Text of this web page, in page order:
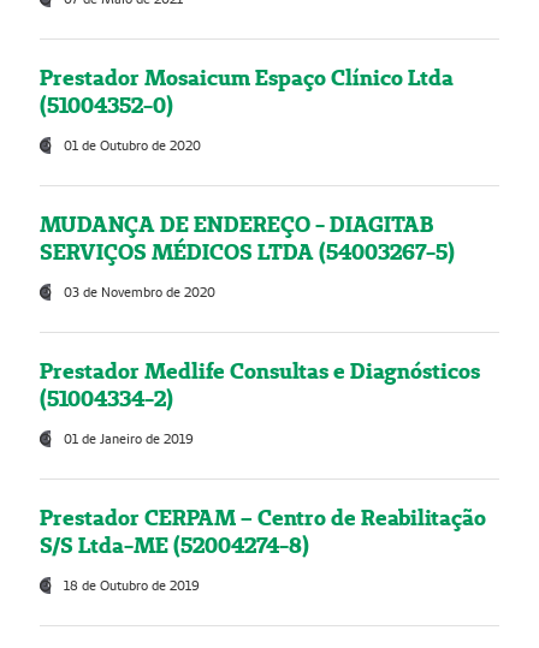
Prestador Mosaicum Espaço Clínico Ltda
(51004352-0)
01 de Outubro de 2020
MUDANÇA DE ENDEREÇO - DIAGITAB
SERVIÇOS MÉDICOS LTDA (54003267-5)
03 de Novembro de 2020
Prestador Medlife Consultas e Diagnósticos
(51004334-2)
01 de Janeiro de 2019
Prestador CERPAM – Centro de Reabilitação
S/S Ltda-ME (52004274-8)
18 de Outubro de 2019